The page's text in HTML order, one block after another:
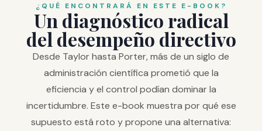
¿QUÉ ENCONTRARÁ EN ESTE E-BOOK?
Un diagnóstico radical
del desempeño directivo
Desde Taylor hasta Porter, más de un siglo de
administración científica prometió que la
eficiencia y el control podían dominar la
incertidumbre. Este e-book muestra por qué ese
supuesto está roto y propone una alternativa: